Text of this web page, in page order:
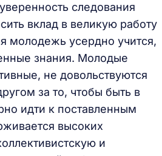
следования
вклад в великую работу
молодежь усердно учится,
знания. Молодые
не довольствуются
за то, чтобы быть в
идти к поставленным
высоких
и